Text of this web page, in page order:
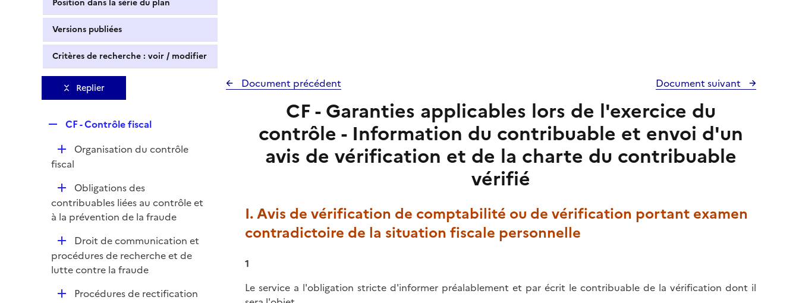
Position dans la série du plan
Versions publiées
Critères de recherche : voir / modifier
Replier
p
l
i
e
r
CF - Contrôle fiscal
D
é
i
e
Organisation du contrôle
fiscal
D
é
p
e
r
Obligations des
contribuables liées au contrôle et
à la prévention de la fraude
D
é
p
Droit de communication et
procédures de recherche et de
lutte contre la fraude
DProcédures de rectification
Document précédent Document suivant
CF - Garanties applicables lors de l'exercice du
contrôle - Information du contribuable et envoi d'un
avis de vérification et de la charte du contribuable
vérifié
I. Avis de vérification de comptabilité ou de vérification portant examen
contradictoire de la situation fiscale personnelle
1
Le service a l'obligation stricte d'informer préalablement et par écrit le contribuable de la vérification dont il